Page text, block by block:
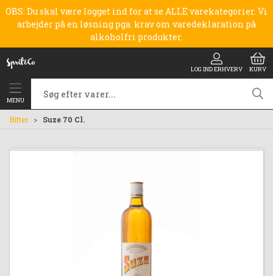
OBS: Du skal være logget ind for at se ALLE varekategorier. Vi
arbejder på en løsning pga. krav om varedeklaration på
alkoholfri produkter.
LOG IND ERHVERV KURV
MENU
Bitter Suze 70 Cl.